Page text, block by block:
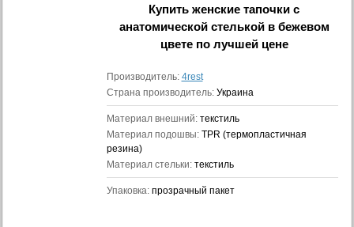
Купитьженские тапочки с
анатомической стелькой в бежевом
цветепо лучшей цене
Производитель: 4rest
Страна производитель: Украина
Материал внешний: текстиль
Материал подошвы: TPR (термопластичная
резина)
Материал стельки: текстиль
Упаковка: прозрачный пакет